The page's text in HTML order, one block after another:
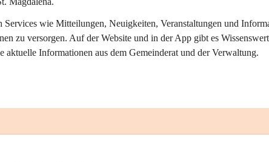
Services wie Mitteilungen, Neuigkeiten, Veranstaltungen und
zu versorgen. Auf der Website und in der App gibt es
aktuelle Informationen aus dem Gemeinderat und der Verwaltung.